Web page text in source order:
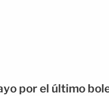
por el último